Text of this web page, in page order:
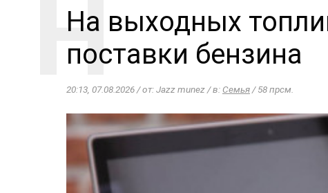
На выходных
поставки бензина
20:13, 07.08.2026 / от: Jazz munez / в: Семья/ 58 прсм.